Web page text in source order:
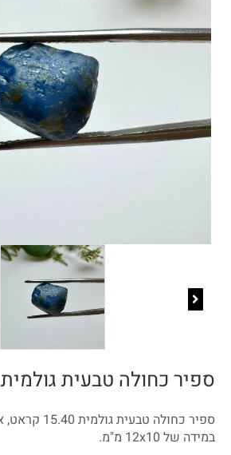
ספיר כחולה טבעית גולמית 15.40 קראט
ספיר כחולה טבעית גולמית 15.40 קראט, אבן טבעית ואמיתית
במידה של 12x10 מ"מ.